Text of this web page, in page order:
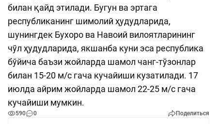
билан қайд этилади. Бугун ва эртага
республиканинг шимолий ҳудудларида,
шунингдек Бухоро ва Навоий вилоятларининг
чўл ҳудудларида, якшанба куни эса республика
бўйича баъзи жойларда шамол чанг-тўзонлар
билан 15-20 м/с гача кучайиши кузатилади. 17
июлда айрим жойларда шамол 22-25 м/с гача
кучайиши мумкин.
590 0 Поделиться